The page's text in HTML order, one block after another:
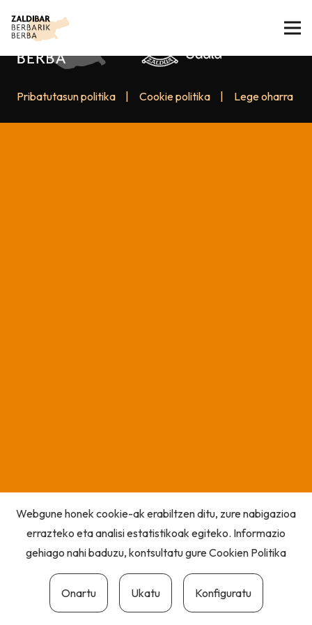
Pribatutasun politika Cookie politika Lege oharra
Webgune honek cookie-ak erabiltzen ditu, zure nabigazioa
errazteko eta analisi estatistikoak egiteko. Informazio
gehiago nahi baduzu, kontsultatu gureCookien Politika
Onartu Ukatu Konfiguratu